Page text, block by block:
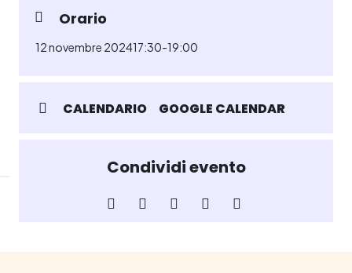
Orario
12 novembre 202417:30-19:00
CALENDARIO GOOGLE CALENDAR
Condividi evento